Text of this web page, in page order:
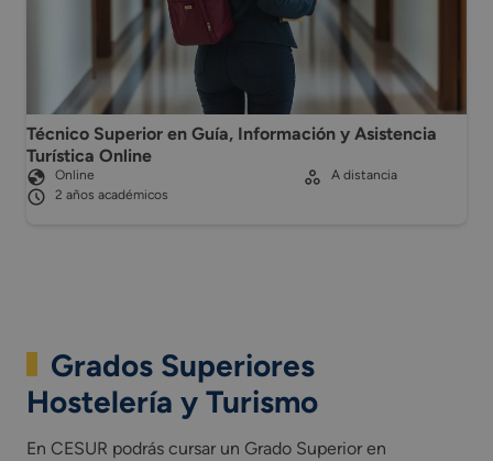
Técnico Superior en Guía, Información y Asistencia
Turística Online
Online
2 años académicos
A distancia
Grados Superiores
Hostelería y Turismo
En CESUR podrás cursar un Grado Superior en